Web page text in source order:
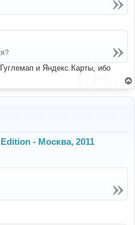
и Яндекс.Карты, ибо
- Москва, 2011